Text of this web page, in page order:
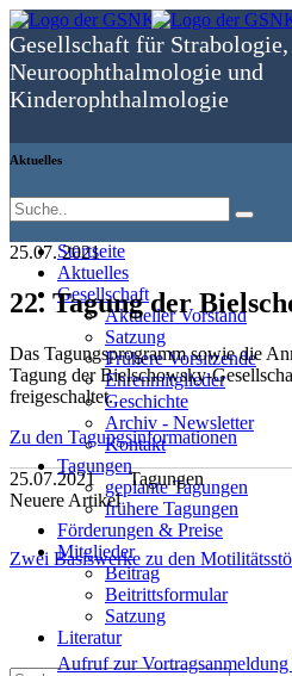
Gesellschaft für Strabologie,
Neuro­ophthal­mologie und
Kinder­ophthal­mologie
Aktuelles
Startseite
Aktuelles
Gesellschaft
Aktueller Vorstand
Satzung
Frühere Vorsitzende
Ehrenmitglieder
Geschichte
Archiv - Newsletter
Kontakt
Tagungen
geplante Tagungen
frühere Tagungen
Förderungen & Preise
Mitglieder
Beitrag
Beitrittsformular
Satzung
Literatur
25.07. 2021
22. Tagung der
Das Tagungsprogramm sowie die
Tagung der Bielschowsky-
freigeschaltet.
Zu den Tagungsinformationen
25.07.2021 Tagungen
Neuere Artikel
Zwei Basiswerke zu den
Aufruf zur